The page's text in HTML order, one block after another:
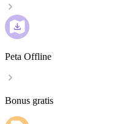
Peta Offline
Bonus gratis